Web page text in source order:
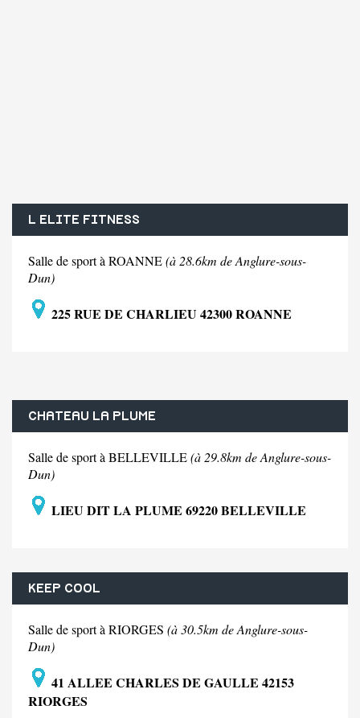
L ELITE FITNESS
Salle de sport à ROANNE(à 28.6km de Anglure-sous-
Dun)
225 RUE DE CHARLIEU 42300 ROANNE
CHATEAU LA PLUME
Salle de sport à BELLEVILLE(à 29.8km de Anglure-sous-
Dun)
LIEU DIT LA PLUME 69220 BELLEVILLE
KEEP COOL
Salle de sport à RIORGES (à 30.5km de Anglure-sous-
Dun)
41 ALLEE CHARLES DE GAULLE 42153
RIORGES